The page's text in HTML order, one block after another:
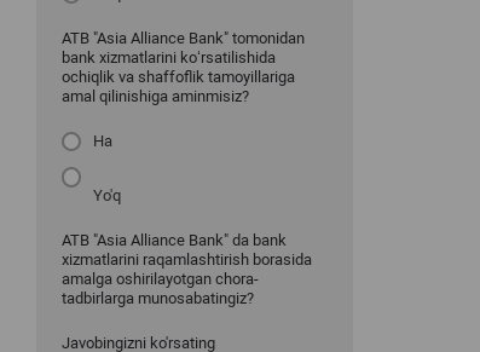
ATB "Asia Alliance Bank" tomonidan
bank xizmatlarini ko‘rsatilishida
ochiqlik va shaffoflik tamoyillariga
amal qilinishiga aminmisiz?
Ha
Yo'q
ATB "Asia Alliance Bank" da bank
xizmatlarini raqamlashtirish borasida
amalga oshirilayotgan chora-
tadbirlarga munosabatingiz?
Javobingizni ko'rsating